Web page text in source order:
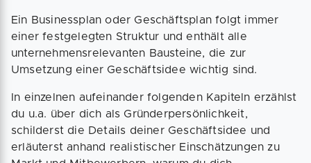
Ein Businessplan oder Geschäftsplan folgt immer
einer festgelegten Struktur und enthält alle
unternehmensrelevanten Bausteine, die zur
Umsetzung einer Geschäftsidee wichtig sind.
In einzelnen aufeinander folgenden Kapiteln erzählst
du u.a. über dich als Gründerpersönlichkeit,
schilderst die Details deiner Geschäftsidee und
erläuterst anhand realistischer Einschätzungen zu